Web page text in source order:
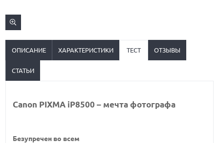
ОПИСАНИЕ ХАРАКТЕРИСТИКИ ТЕСТ ОТЗЫВЫ
СТАТЬИ
Canon PIXMA iP8500 – мечта фотографа
Безупречен во всем